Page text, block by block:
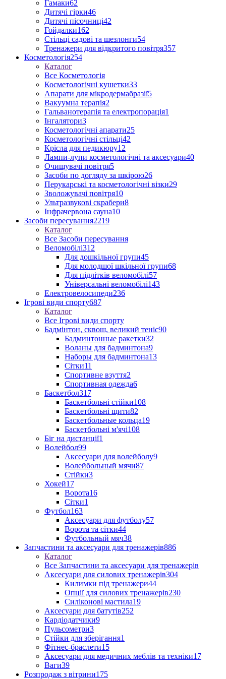
Гамаки62
Дитячі гірки46
Дитячі пісочниці42
Гойдалки162
Стільці садові та шезлонги54
Тренажери для відкритого повітря357
Косметологія254
Каталог
Все Косметологія
Косметологічні кушетки33
Апарати для мікродермабразії5
Вакуумна терапія2
Гальванотерапія та електропорація1
Інгалятори3
Косметологічні апарати25
Косметологічні стільці42
Крісла для педикюру12
Лампи-лупи косметологічні та аксесуари40
Очищувачі повітря5
Засоби по догляду за шкірою26
Перукарські та косметологічні візки29
Зволожувачі повітря10
Ультразвукові скрабери8
Інфрачервона сауна10
Засоби пересування2219
Каталог
Все Засоби пересування
Веломобілі312
Для дошкільної групи45
Для молодшої шкільної групи68
Для підлітків веломобілі57
Універсальні веломобілі143
Електровелосипеди236
Ігрові види спорту687
Каталог
Все Ігрові види спорту
Бадмінтон, сквош, великий теніс90
Бадминтонные ракетки32
Воланы для бадминтона9
Наборы для бадминтона13
Сітки11
Спортивне взуття2
Спортивная одежда6
Баскетбол317
Баскетбольні стійки108
Баскетбольні щити82
Баскетбольные кольца19
Баскетбольні м'ячі108
Біг на дистанції1
Волейбол99
Аксесуари для волейболу9
Волейбольный мячи87
Стійки3
Хокей17
Ворота16
Сітки1
Футбол163
Аксесуари для футболу57
Ворота та сітки44
Футбольный мяч38
Запчастини та аксесуари для тренажерів886
Каталог
Все Запчастини та аксесуари для тренажерів
Аксесуари для силових тренажерів304
Килимки під тренажери44
Опції для силових тренажерів230
Силіконові мастила19
Аксесуари для батутів252
Кардіодатчики9
Пульсометри3
Стійки для зберігання1
Фітнес-браслети15
Аксесуари для медичних меблів та техніки17
Ваги39
Розпродаж з вітрини175